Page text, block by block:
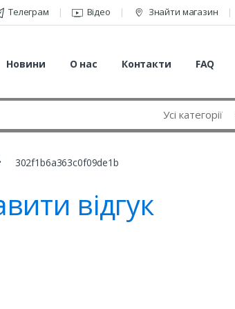
Телеграм Відео Знайти магазин
Новини О нас Контакти FAQ
302f1b6a363c0f09de1b
відгук